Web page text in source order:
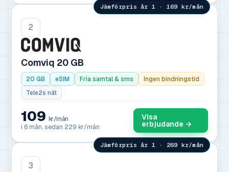
Jämförpris år 1 · 169 kr/mån
2
Comviq 20 GB
20 GB eSIM Fria samtal & sms
Ingen bindningstid
Tele2s nät
109 kr/mån
i 6 mån, sedan 229 kr/mån
Visa
erbjudande →
Jämförpris år 1 · 269 kr/mån
3